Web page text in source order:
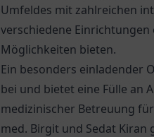
Umfeldes mit zahlreichen
verschiedene Einrichtungen
Möglichkeiten bieten.
Ein besonders einladender
bei und bietet eine Fülle an
medizinischer Betreuung
med. Birgit und Sedat Kiran